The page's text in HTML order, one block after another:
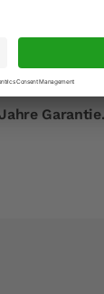
auf einer
für
Garantie.